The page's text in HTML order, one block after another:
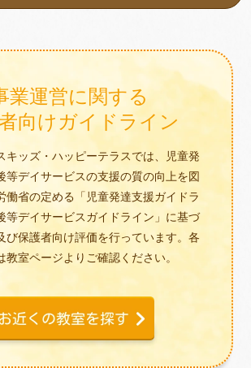
業運営に関する
向けガイドライン
キッズ・ハッピーテラスでは、児童発
等デイサービスの支援の質の向上を図
働省の定める「児童発達支援ガイドラ
等デイサービスガイドライン」に基づ
び保護者向け評価を行っています。各
教室ページよりご確認ください。